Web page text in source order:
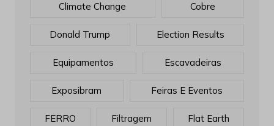
Climate Change Cobre
Donald Trump Election Results
Equipamentos Escavadeiras
Exposibram Feiras E Eventos
FERRO Filtragem Flat Earth